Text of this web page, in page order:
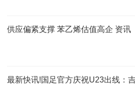
供应偏紧支撑 苯乙烯估值高企 资讯
最新快讯!国足官方庆祝U23出线：